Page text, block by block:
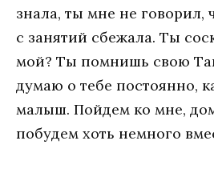
знала, ты мне не говорил,
с занятий сбежала. Ты
мой? Ты помнишь свою
думаю о тебе постоянно,
малыш. Пойдем ко мне,
побудем хоть немного